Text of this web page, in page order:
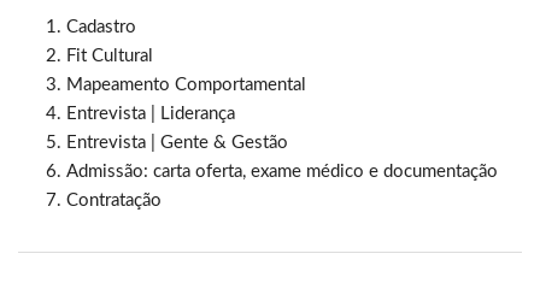
Cadastro
Fit Cultural
Mapeamento Comportamental
Entrevista | Liderança
Entrevista | Gente & Gestão
Admissão: carta oferta, exame médico e documentação
Contratação